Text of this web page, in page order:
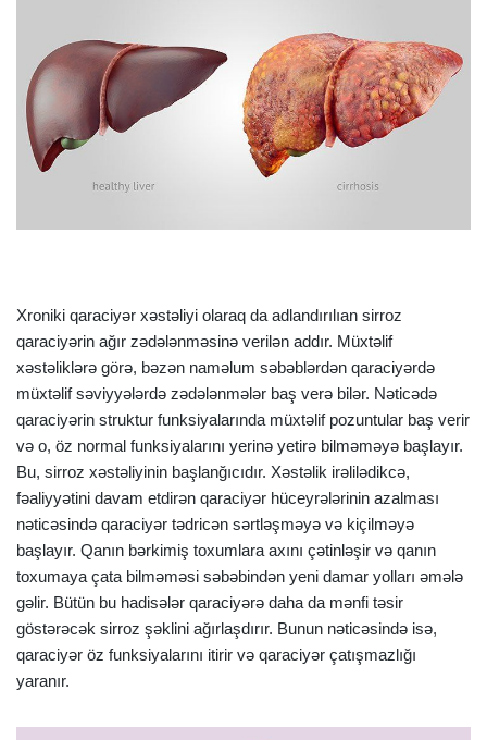
Xroniki qaraciyər xəstəliyi olaraq da adlandırılıan sirroz
qaraciyərin ağır zədələnməsinə verilən addır. Müxtəlif
xəstəliklərə görə, bəzən naməlum səbəblərdən qaraciyərdə
müxtəlif səviyyələrdə zədələnmələr baş verə bilər. Nəticədə
qaraciyərin struktur funksiyalarında müxtəlif pozuntular baş verir
və o, öz normal funksiyalarını yerinə yetirə bilməməyə başlayır.
Bu, sirroz xəstəliyinin başlanğıcıdır. Xəstəlik irəlilədikcə,
fəaliyyətini davam etdirən qaraciyər hüceyrələrinin azalması
nəticəsində qaraciyər tədricən sərtləşməyə və kiçilməyə
başlayır. Qanın bərkimiş toxumlara axını çətinləşir və qanın
toxumaya çata bilməməsi səbəbindən yeni damar yolları əmələ
gəlir. Bütün bu hadisələr qaraciyərə daha da mənfi təsir
göstərəcək sirroz şəklini ağırlaşdırır. Bunun nəticəsində isə,
qaraciyər öz funksiyalarını itirir və qaraciyər çatışmazlığı
yaranır.